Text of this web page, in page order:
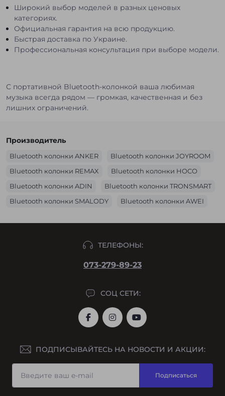
Широкий выбор моделей в разных ценовых
категориях.
Официальная гарантия на всю продукцию.
Быстрая доставка по Украине.
Профессиональная консультация при выборе модели.
С портативной Bluetooth-колонкой ваша любимая
музыка всегда рядом — громкая, качественная и без
лишних ограничений.
Производитель
Bluetooth колонки ANKER
Bluetooth колонки JOYROOM
Bluetooth колонки REMAX
Bluetooth колонки HOCO
Bluetooth колонки ADIN
Bluetooth колонки TRONSMART
Bluetooth колонки SMALODY
Bluetooth колонки AWEI
ТЕЛЕФОНЫ:
073-279-89-23
СОЦ СЕТИ:
ПОДПИСЫВАЙТЕСЬ НА НОВОСТИ И АКЦИИ:
Подписаться